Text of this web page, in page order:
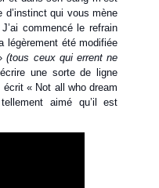
d’instinct qui vous mène
commencé le refrain
légèrement été modifiée
(tous ceux qui errent ne
une sorte de ligne
« Not all who dream
aimé qu’il est